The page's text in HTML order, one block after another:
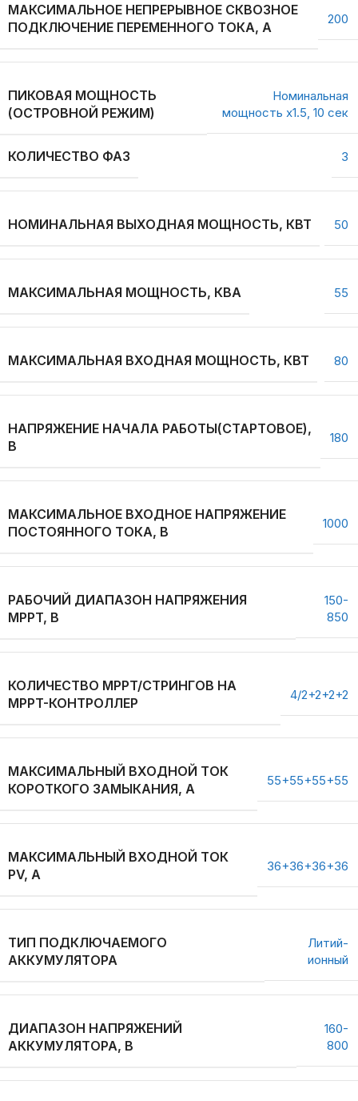
МАКСИМАЛЬНОЕ НЕПРЕРЫВНОЕ СКВОЗНОЕ
ПОДКЛЮЧЕНИЕ ПЕРЕМЕННОГО ТОКА, А
200
ПИКОВАЯ МОЩНОСТЬ
(ОСТРОВНОЙ РЕЖИМ)
Номинальная
мощность х1.5, 10 сек
КОЛИЧЕСТВО ФАЗ 3
НОМИНАЛЬНАЯ ВЫХОДНАЯ МОЩНОСТЬ, КВТ 50
МАКСИМАЛЬНАЯ МОЩНОСТЬ, КВА 55
МАКСИМАЛЬНАЯ ВХОДНАЯ МОЩНОСТЬ, КВТ 80
НАПРЯЖЕНИЕ НАЧАЛА РАБОТЫ(СТАРТОВОЕ),
В
180
МАКСИМАЛЬНОЕ ВХОДНОЕ НАПРЯЖЕНИЕ
ПОСТОЯННОГО ТОКА, В
1000
РАБОЧИЙ ДИАПАЗОН НАПРЯЖЕНИЯ
MPPT, В
150-
850
КОЛИЧЕСТВО MPPT/СТРИНГОВ НА
MPPT-КОНТРОЛЛЕР
4/2+2+2+2
МАКСИМАЛЬНЫЙ ВХОДНОЙ ТОК
КОРОТКОГО ЗАМЫКАНИЯ, А
55+55+55+55
МАКСИМАЛЬНЫЙ ВХОДНОЙ ТОК
PV, А
36+36+36+36
ТИП ПОДКЛЮЧАЕМОГО
АККУМУЛЯТОРА
Литий-
ионный
ДИАПАЗОН НАПРЯЖЕНИЙ
АККУМУЛЯТОРА, В
160-
800